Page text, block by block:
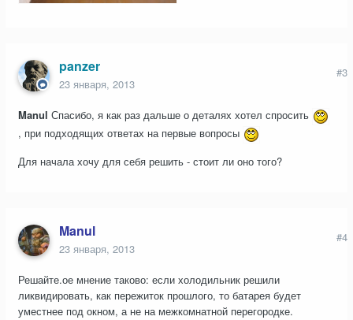
panzer
23 января, 2013
#3
Manul Спасибо, я как раз дальше о деталях хотел спросить
, при подходящих ответах на первые вопросы
Для начала хочу для себя решить - стоит ли оно того?
Manul
23 января, 2013
#4
Решайте.ое мнение таково: если холодильник решили
ликвидировать, как пережиток прошлого, то батарея будет
уместнее под окном, а не на межкомнатной перегородке.